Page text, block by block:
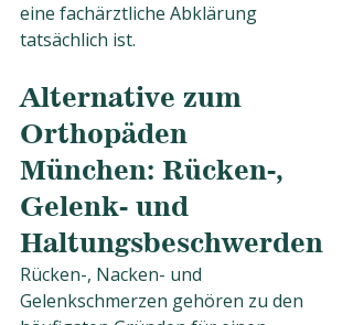
eine fachärztliche Abklärung
tatsächlich ist.
Alternative zum
Orthopäden
München: Rücken-,
Gelenk- und
Haltungsbeschwerden
Rücken-, Nacken- und
Gelenkschmerzen gehören zu den